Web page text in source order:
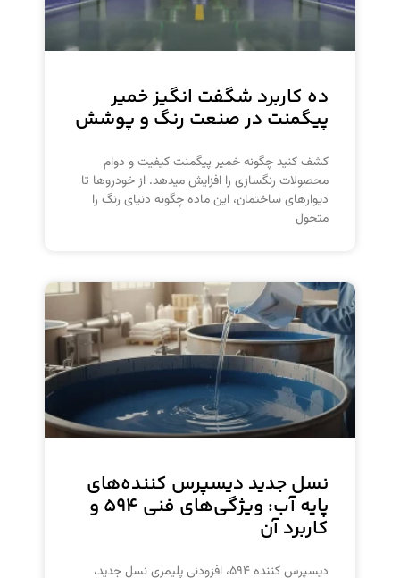
ده کاربرد شگفت انگیز خمیر
پیگمنت در صنعت رنگ و پوشش
کشف کنید چگونه خمیر پیگمنت کیفیت و دوام
محصولات رنگسازی را افزایش میدهد. از خودروها تا
دیوارهای ساختمان، این ماده چگونه دنیای رنگ را
متحول
نسل جدید دیسپرس کننده‌های
پایه آب: ویژگی‌های فنی ۵۹۴ و
کاربرد آن
دیسپرس کننده ۵۹۴، افزودنی پلیمری نسل جدید،